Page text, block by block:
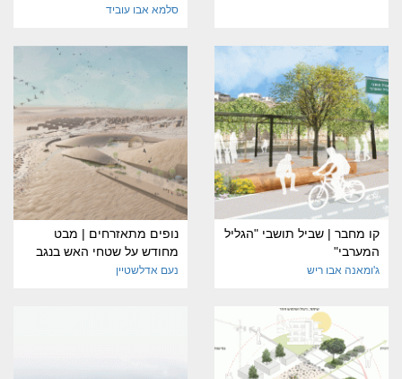
סלמא אבו עוביד
קו מחבר | שביל תושבי "הגליל
המערבי"
ג'ומאנה אבו ריש
נופים מתאזרחים | מבט
מחודש על שטחי האש בנגב
נעם אדלשטיין